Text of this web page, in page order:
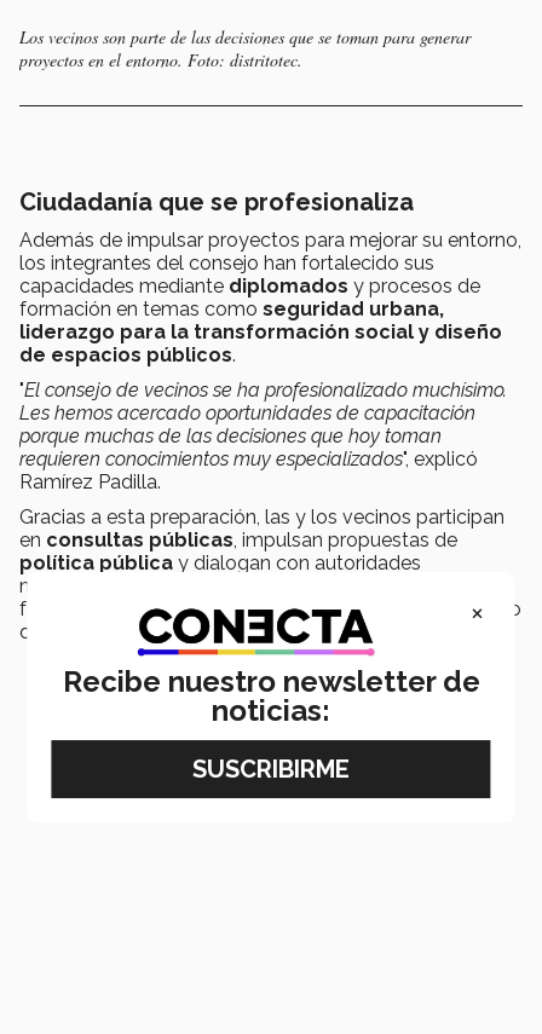
Los vecinos son parte de las decisiones que se toman para generar
proyectos en el entorno. Foto: distritotec.
Ciudadanía que se profesionaliza
Además de impulsar proyectos para mejorar su entorno,
los integrantes del consejo han fortalecido sus
capacidades mediante diplomados y procesos de
formación en temas como seguridad urbana,
liderazgo para la transformación social y diseño
de espacios públicos.
"El consejo de vecinos se ha profesionalizado muchísimo.
Les hemos acercado oportunidades de capacitación
porque muchas de las decisiones que hoy toman
requieren conocimientos muy especializados", explicó
Ramírez Padilla.
Gracias a esta preparación, las y los vecinos participan
en consultas públicas , impulsan propuestas de
política pública y dialogan con autoridades
municipales desde una perspectiva técnica,
fortaleciendo así la incidencia ciudadana en el desarrollo
del distrito.
×
Recibe nuestro newsletter de
noticias: